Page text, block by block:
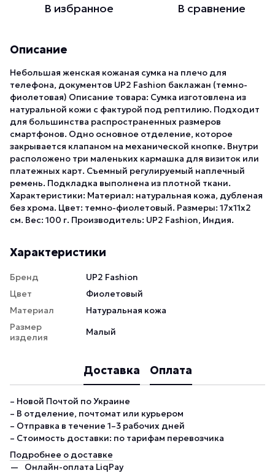
В избранное В сравнение
Описание
Небольшая женская кожаная сумка на плечо для
телефона, документов UP2 Fashion баклажан (темно-
фиолетовая) Описание товара: Сумка изготовлена из
натуральной кожи с фактурой под рептилию. Подходит
для большинства распространенных размеров
смартфонов. Одно основное отделение, которое
закрывается клапаном на механической кнопке. Внутри
расположено три маленьких кармашка для визиток или
платежных карт. Съемный регулируемый наплечный
ремень. Подкладка выполнена из плотной ткани.
Характеристики: Материал: натуральная кожа, дубленая
без хрома. Цвет: темно-фиолетовый. Размеры: 17х11х2
см. Вес: 100 г. Производитель: UP2 Fashion, Индия.
Характеристики
Бренд
UP2 Fashion
Цвет
Фиолетовый
Материал
Натуральная кожа
Размер
изделия
Малый
Доставка Оплата
– Новой Почтой по Украине
– В отделение, почтомат или курьером
– Отправка в течение 1–3 рабочих дней
– Стоимость доставки: по тарифам перевозчика
Подробнее о доставке
Онлайн-оплата LiqPay